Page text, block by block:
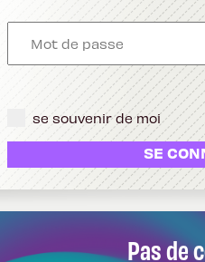
Pas de
se souvenir de moi
SE